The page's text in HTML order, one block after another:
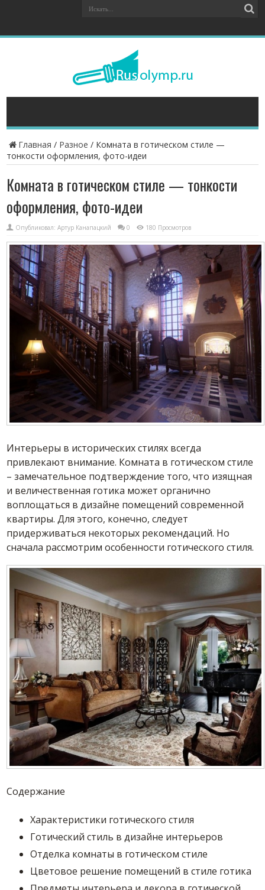
Главная / Разное / Комната в готическом стиле —
тонкости оформления, фото-идеи
Комната в готическом стиле — тонкости
оформления, фото-идеи
Опубликовал:Артур Канапацкий 0 180 Просмотров
Интерьеры в исторических стилях всегда
привлекают внимание. Комната в готическом стиле
– замечательное подтверждение того, что изящная
и величественная готика может органично
воплощаться в дизайне помещений современной
квартиры. Для этого, конечно, следует
придерживаться некоторых рекомендаций. Но
сначала рассмотрим особенности готического стиля.
Содержание
Характеристики готического стиля
Готический стиль в дизайне интерьеров
Отделка комнаты в готическом стиле
Цветовое решение помещений в стиле готика